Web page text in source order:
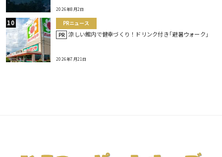
2026年8月2日
PRニュース
PR 涼しい館内で健幸づくり！ドリンク付き｢避暑ウォーク｣
2026年7月21日